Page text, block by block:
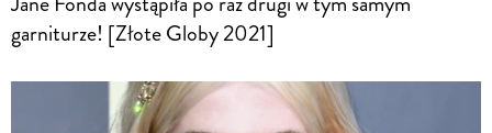
garniturze! [Złote Globy 2021]